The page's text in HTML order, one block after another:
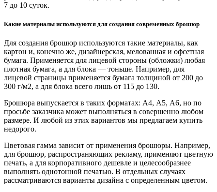
7 до 10 суток.
Какие материалы используются для создания современных брошюр
Для создания брошюр используются такие материалы, как
картон и, конечно же, дизайнерская, мелованная и офсетная
бумага. Применяется для лицевой стороны (обложки) любая
плотная бумага, а для блока — тоньше. Например, для
лицевой страницы применяется бумага толщиной от 200 до
300 г/м2, а для блока всего лишь от 115 до 130.
Брошюра выпускается в таких форматах: А4, А5, А6, но по
просьбе заказчика может выполняться в совершенно любом
размере. И любой из этих вариантов мы предлагаем купить
недорого.
Цветовая гамма зависит от применения брошюры. Например,
для брошюр, распространяющих рекламу, применяют цветную
печать, а для корпоративного дешевле и целесообразнее
выполнять однотонной печатью. В отдельных случаях
рассматриваются варианты дизайна с определенным цветом.